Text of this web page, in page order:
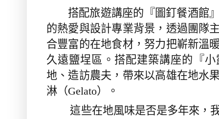
搭配旅遊講座的『圖釘餐酒館』
的熱愛與設計專業背景，透過團隊
合豐富的在地食材，努力把嶄新溫
久遠鹽埕區。搭配建築講座的『
地、造訪農夫，帶來以高雄在地水
淋（Gelato）。
這些在地風味是否是多年來，我